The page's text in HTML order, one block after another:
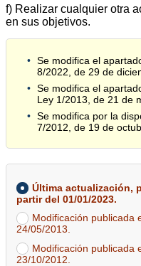
f) Realizar cualquier otra
en sus objetivos.
Se modifica el
8/2022, de 29 de
Se modifica el
Ley 1/2013, de 21 de
Se modifica por la
7/2012, de 19 de
Última actualización,
partir del 01/01/2023.
Modificación publicada
24/05/2013.
Modificación publicada
23/10/2012.